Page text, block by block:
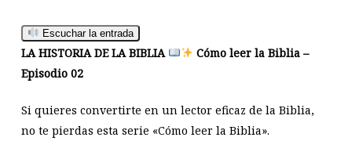
Escuchar la entrada
LA HISTORIA DE LA BIBLIA
Cómo leer la Biblia –
Episodio 02
Si quieres convertirte en un lector eficaz de la Biblia,
no te pierdas esta serie «Cómo leer la Biblia».